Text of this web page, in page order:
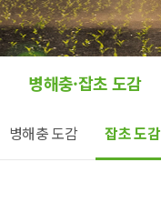
병해충·잡초 도감
병해충 도감 잡초 도감